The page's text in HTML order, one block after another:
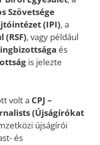
Szövetsége
(IPI), a
, vagy például
és
is jelezte
volt a CPJ –
(Újságírókat
újságírói
és